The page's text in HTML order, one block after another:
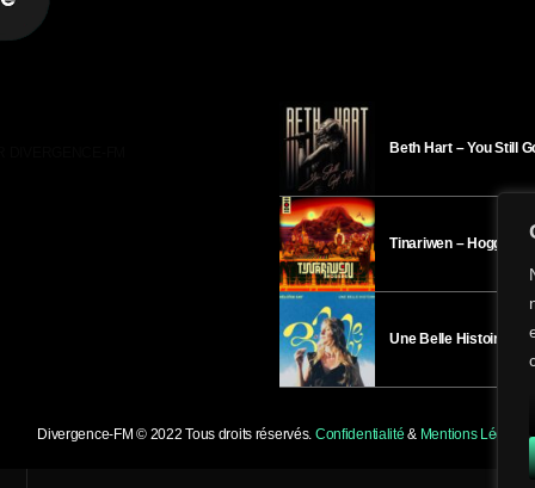
Beth Hart – You Still
Tinariwen – Hoggar
Une Belle Histoire –
Divergence-FM © 2022 Tous droits réservés. Confidentialité & Mentions Légales.